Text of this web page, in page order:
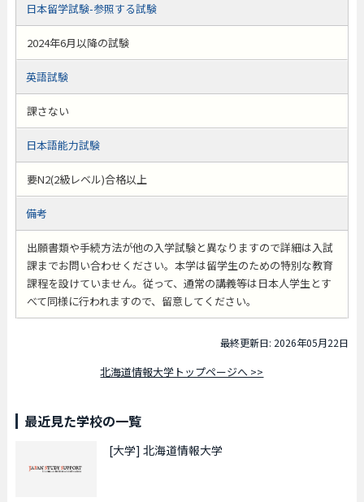
日本留学試験-参照する試験
2024年6月以降の試験
英語試験
課さない
日本語能力試験
要N2(2級レベル)合格以上
備考
出願書類や手続方法が他の入学試験と異なりますので詳細は入試
課までお問い合わせください。本学は留学生のための特別な教育
課程を設けていません。従って、通常の講義等は日本人学生とす
べて同様に行われますので、留意してください。
最終更新日: 2026年05月22日
北海道情報大学トップページへ >>
最近見た学校の一覧
[大学] 北海道情報大学